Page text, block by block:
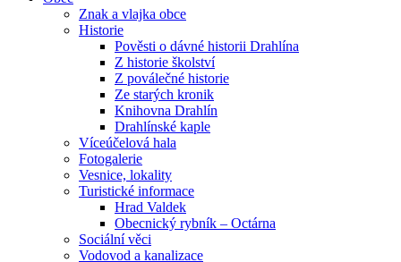
Znak a vlajka obce
Historie
Pověsti o dávné historii Drahlína
Z historie školství
Z poválečné historie
Ze starých kronik
Knihovna Drahlín
Drahlínské kaple
Víceúčelová hala
Fotogalerie
Vesnice, lokality
Turistické informace
Hrad Valdek
Obecnický rybník – Octárna
Sociální věci
Vodovod a kanalizace